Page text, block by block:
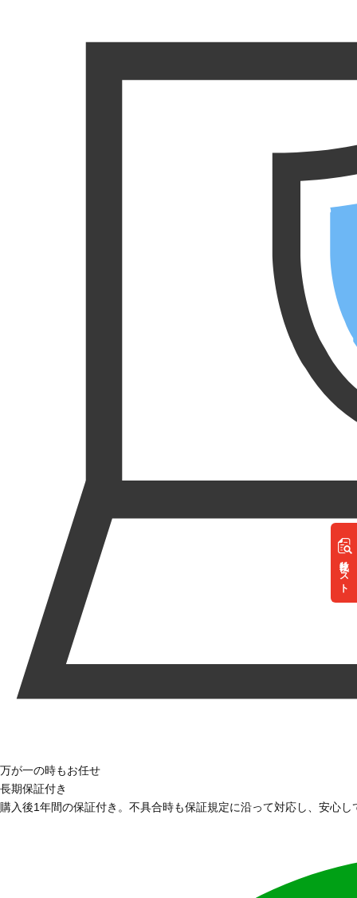
リスト
万が一の時もお任せ
長期保証付き
購入後1年間の保証付き。不具合時も保証規定に沿って対応し、安心